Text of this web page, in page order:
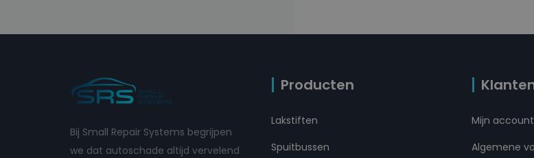
Bij Small Repair Systems begrijpen
we dat autoschade altijd vervelend
Producten
Lakstiften
Spuitbussen
Mijn account
Algemene